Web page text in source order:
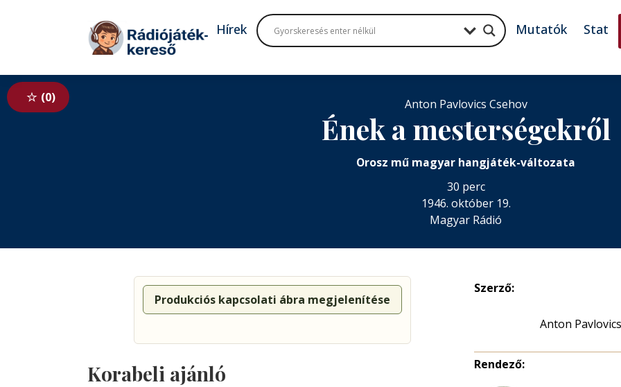
Tovább a tartalomhoz
Hírek Mutatók Stat
0 Anton Pavlovics Csehov
Ének a mesterségekről
Orosz mű magyar hangjáték-változata
30 perc
1946. október 19.
Magyar Rádió
Produkciós kapcsolati ábra megjelenítése
Korabeli ajánló
Szerző:
Anton
Rendező: